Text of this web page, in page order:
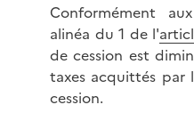
Conformément
alinéa du 1 de l'
de cession est
taxes acquittés par
cession.